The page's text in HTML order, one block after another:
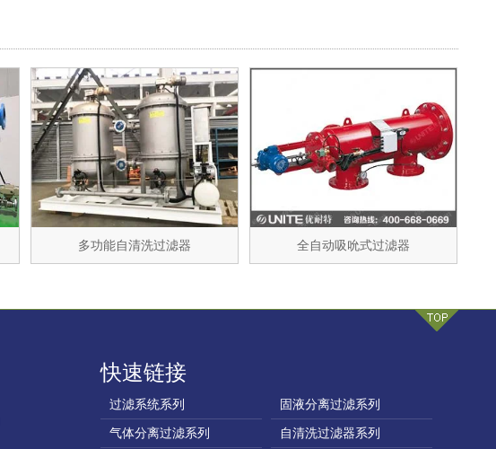
多功能自清洗过滤器 全自动吸吮式过滤器
快速链接
过滤系统系列
固液分离过滤系列
气体分离过滤系列
自清洗过滤器系列